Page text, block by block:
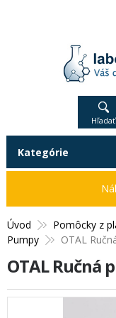
Hľadať
Úvod Pomôcky z
Pumpy
OTAL
OTAL Ručná
Kategórie